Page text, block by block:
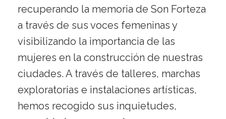
recuperando la memoria de Son Forteza
a través de sus voces femeninas y
visibilizando la importancia de las
mujeres en la construcción de nuestras
ciudades. A través de talleres, marchas
exploratorias e instalaciones artísticas,
hemos recogido sus inquietudes,